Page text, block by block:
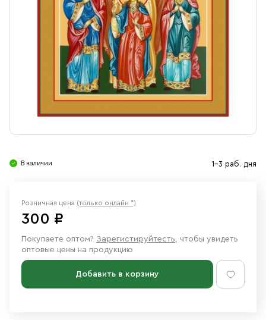
Ювелирные изделия
В наличии 1-3 раб. дня
Розничная цена (только онлайн *)
300 ₽
Покупаете оптом? Зарегистируйтесть, чтобы увидеть
оптовые цены на продукцию
Добавить в корзину